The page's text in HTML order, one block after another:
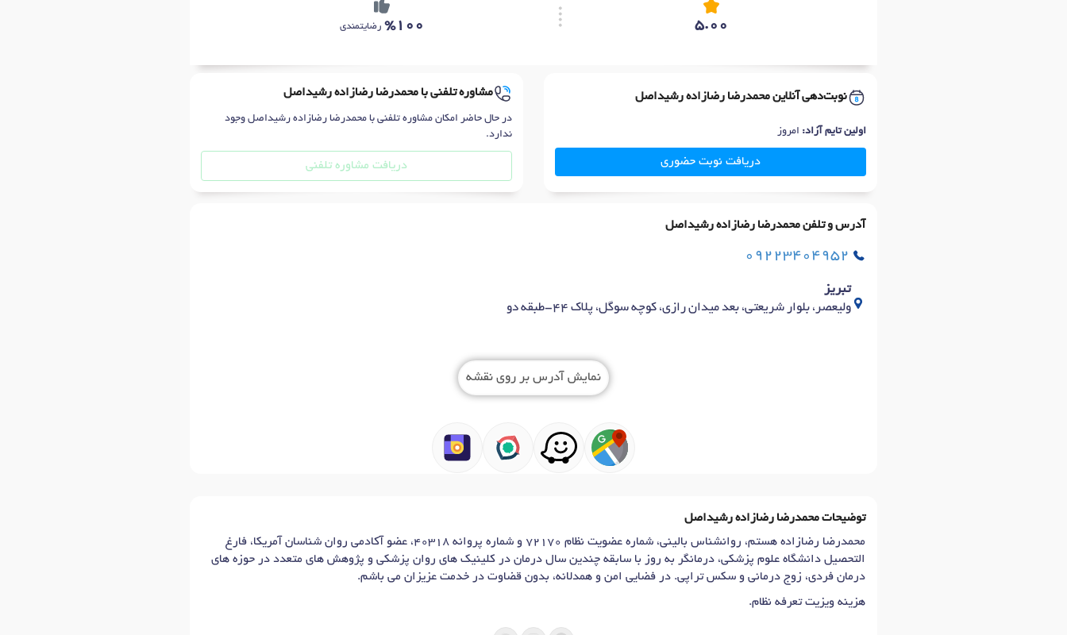
5.00
%100 رضایتمندی
نوبت‌دهی آنلاین محمدرضا رضازاده رشیداصل
اولین تایم آزاد: امروز
دریافت نوبت حضوری
مشاوره تلفنی با محمدرضا رضازاده رشیداصل
در حال حاضر امکان مشاوره تلفنی با محمدرضا رضازاده رشیداصل وجود
ندارد.
دریافت مشاوره تلفنی
آدرس و تلفن محمدرضا رضازاده رشیداصل
09223404952
تبریز
ولیعصر، بلوار شریعتی، بعد میدان رازی، کوچه سوگل، پلاک ۴۴-طبقه دو
نمایش آدرس بر روی نقشه
توضیحات محمدرضا رضازاده رشیداصل
محمدرضا رضازاده هستم، روانشناس بالینی، شماره عضویت نظام ۷۲۱۷۰ و شماره پروانه ۴۰۳۱۸، عضو آکادمی روان شناسان آمریکا، فارغ
التحصیل دانشگاه علوم پزشکی، درمانگر به روز با سابقه چندین سال درمان در کلینیک های روان پزشکی و پژوهش های متعدد در حوزه های
درمان فردی، زوج درمانی و سکس تراپی. در فضایی امن و همدلانه، بدون قضاوت در خدمت عزیزان می باشم.
هزینه ویزیت تعرفه نظام.